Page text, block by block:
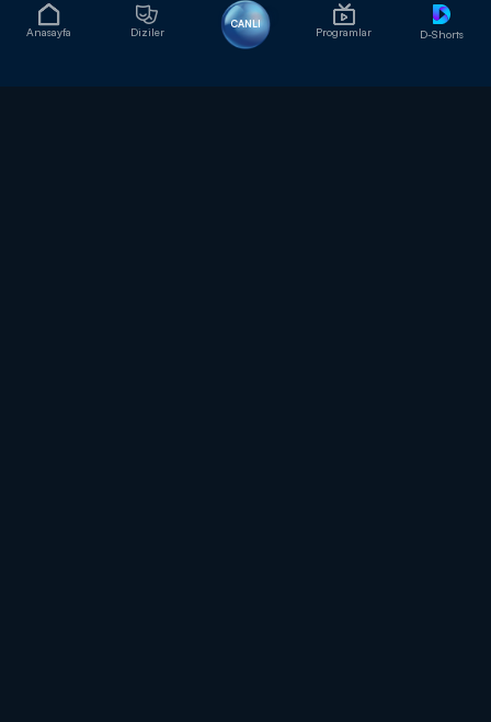
Anasayfa Diziler
CANLI
Programlar D-Shorts